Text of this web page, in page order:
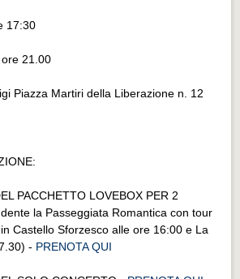
17:30
21.00
Piazza Martiri della Liberazione n. 12
PACCHETTO LOVEBOX PER 2
la Passeggiata Romantica con tour
Castello Sforzesco alle ore 16:00 e La
- PRENOTA QUI